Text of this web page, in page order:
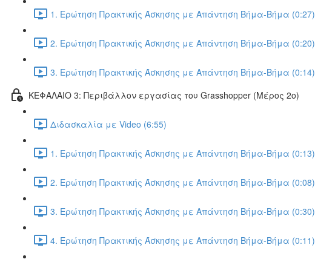
1. Ερώτηση Πρακτικής Άσκησης με Απάντηση Βήμα-Βήμα (0:27)
2. Ερώτηση Πρακτικής Άσκησης με Απάντηση Βήμα-Βήμα (0:20)
3. Ερώτηση Πρακτικής Άσκησης με Απάντηση Βήμα-Βήμα (0:14)
ΚΕΦΑΛΑΙΟ 3: Περιβάλλον εργασίας του Grasshopper (Μέρος 2ο)
Διδασκαλία με Video (6:55)
1. Ερώτηση Πρακτικής Άσκησης με Απάντηση Βήμα-Βήμα (0:13)
2. Ερώτηση Πρακτικής Άσκησης με Απάντηση Βήμα-Βήμα (0:08)
3. Ερώτηση Πρακτικής Άσκησης με Απάντηση Βήμα-Βήμα (0:30)
4. Ερώτηση Πρακτικής Άσκησης με Απάντηση Βήμα-Βήμα (0:11)